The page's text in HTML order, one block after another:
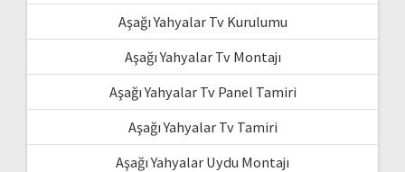
Aşağı Yahyalar Tv Kurulumu
Aşağı Yahyalar Tv Montajı
Aşağı Yahyalar Tv Panel Tamiri
Aşağı Yahyalar Tv Tamiri
Aşağı Yahyalar Uydu Montajı